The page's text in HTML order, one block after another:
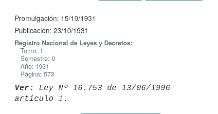
Promulgación: 15/10/1931
Publicación: 23/10/1931
Registro Nacional de Leyes y Decretos:
Tomo: 1
Semestre: 0
Año: 1931
Página: 573
Ver:
Ley Nº 16.753 de 13/06/1996
artículo 1